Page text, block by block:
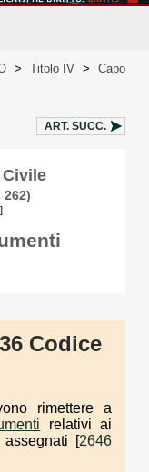
> Titolo IV >
Capo
ART. SUCC.
262)
Codice
rimettere a
relativi ai
assegnati [2646